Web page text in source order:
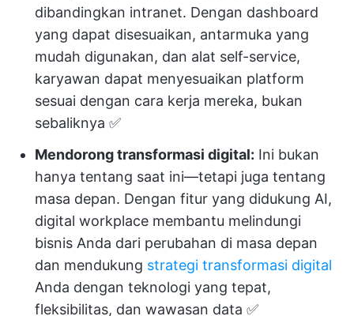
dibandingkan intranet. Dengan dashboard
yang dapat disesuaikan, antarmuka yang
mudah digunakan, dan alat self-service,
karyawan dapat menyesuaikan platform
sesuai dengan cara kerja mereka, bukan
sebaliknya ✅
Mendorong transformasi digital: Ini bukan
hanya tentang saat ini—tetapi juga tentang
masa depan. Dengan fitur yang didukung AI,
digital workplace membantu melindungi
bisnis Anda dari perubahan di masa depan
dan mendukung strategi transformasi digital
Anda dengan teknologi yang tepat,
fleksibilitas, dan wawasan data ✅